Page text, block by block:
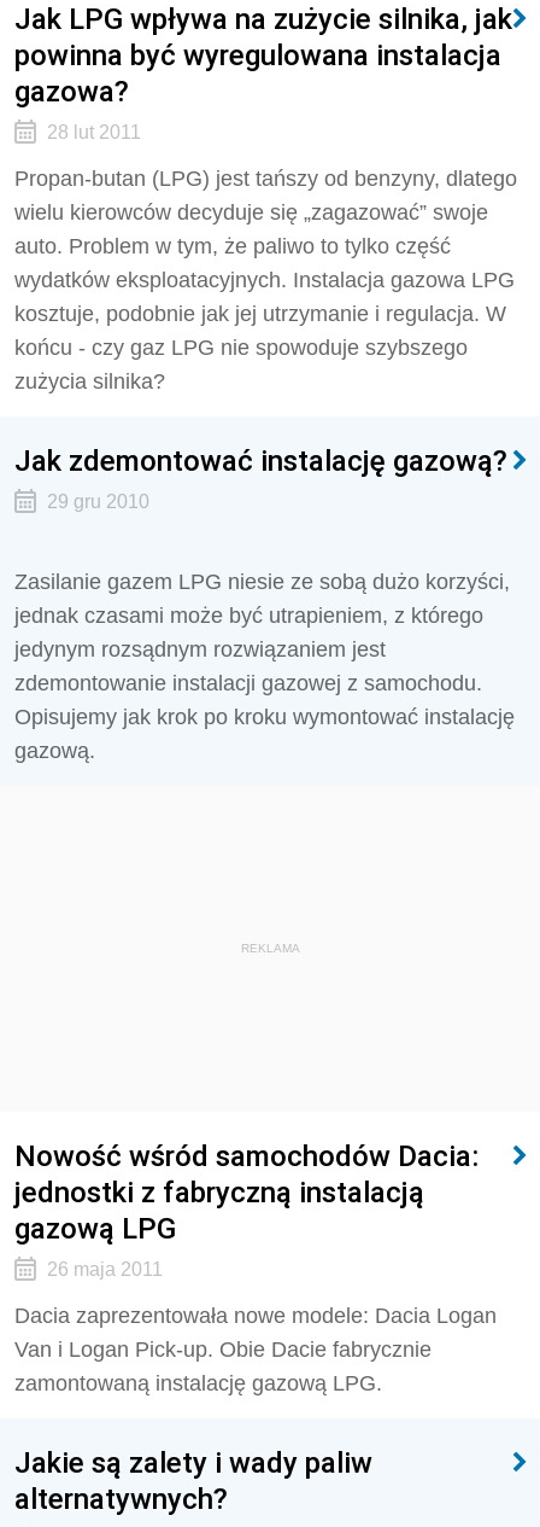
Jak LPG wpływa na zużycie silnika, jak
powinna być wyregulowana instalacja
gazowa?
28 lut 2011
Propan-butan (LPG) jest tańszy od benzyny, dlatego
wielu kierowców decyduje się „zagazować” swoje
auto. Problem w tym, że paliwo to tylko część
wydatków eksploatacyjnych. Instalacja gazowa LPG
kosztuje, podobnie jak jej utrzymanie i regulacja. W
końcu - czy gaz LPG nie spowoduje szybszego
zużycia silnika?
Jak zdemontować instalację gazową?
29 gru 2010
Zasilanie gazem LPG niesie ze sobą dużo korzyści,
jednak czasami może być utrapieniem, z którego
jedynym rozsądnym rozwiązaniem jest
zdemontowanie instalacji gazowej z samochodu.
Opisujemy jak krok po kroku wymontować instalację
gazową.
REKLAMA
Nowość wśród samochodów Dacia:
jednostki z fabryczną instalacją
gazową LPG
26 maja 2011
Dacia zaprezentowała nowe modele: Dacia Logan
Van i Logan Pick-up. Obie Dacie fabrycznie
zamontowaną instalację gazową LPG.
Jakie są zalety i wady paliw
alternatywnych?